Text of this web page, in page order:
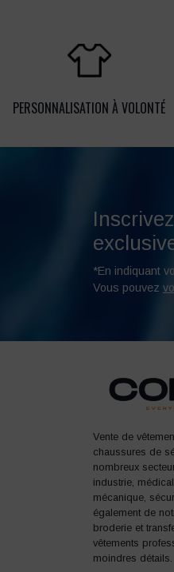
PERSONNALISATION À VOLONTÉ
*En indiquant
Vous pouvez
Vente de
chaussures de
nombreux
industrie,
mécanique,
également de
broderie et
vêtements
moindres détails.